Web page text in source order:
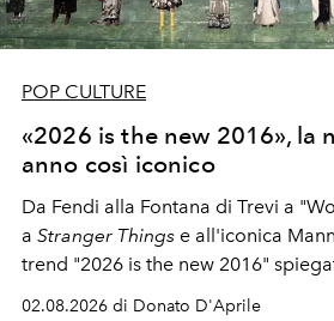
POP CULTURE
«2026 is the new 2016», la
anno così iconico
Da Fendi alla Fontana di Trevi a
a Stranger Things e all'iconica
trend "2026 is the new 2016"
02.08.2026 di Donato D'Aprile